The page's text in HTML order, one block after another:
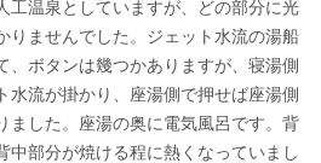
工温泉としていますが、どの部分に光
りませんでした。ジェット水流の湯船
、ボタンは幾つかありますが、寝湯側
水流が掛かり、座湯側で押せば座湯側
ました。座湯の奥に電気風呂です。背
中部分が焼ける程に熱くなっていまし